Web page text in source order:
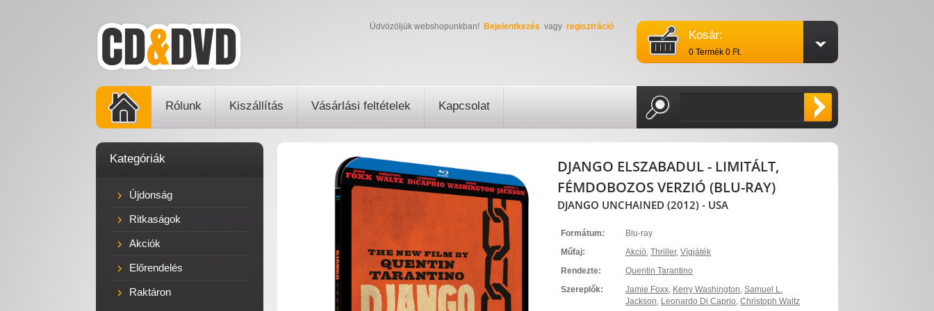
Kosár:
0 Termék 0 Ft.
Üdvözöljük webshopunkban! Bejelentkezés vagy regisztráció
Rólunk Kiszállítás Vásárlási feltételek Kapcsolat
Kategóriák
Újdonság
Ritkaságok
Akciók
Előrendelés
Raktáron
DJANGO ELSZABADUL - LIMITÁLT,
FÉMDOBOZOS VERZIÓ (BLU-RAY)
DJANGO UNCHAINED (2012) - USA
Formátum:
Blu-ray
Műfaj:
Akció, Thriller, Vígjáték
Rendezte:
Quentin Tarantino
Szereplők:
Jamie Foxx, Kerry Washington, Samuel L.
Jackson, Leonardo Di Caprio, Christoph Waltz